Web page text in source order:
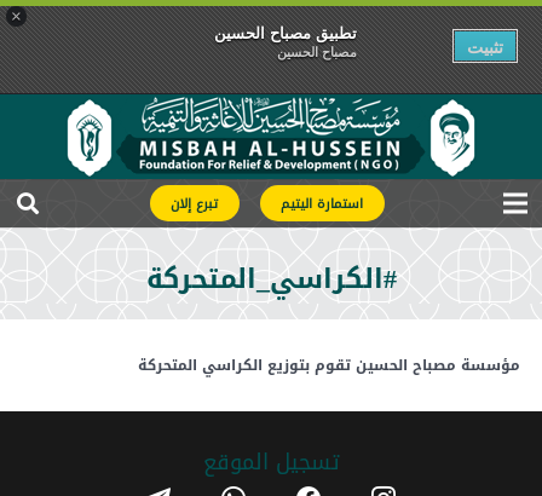
×
تطبیق مصباح الحسین
مصباح الحسین تثبیت
استمارة اليتيم تبرع إلان
#الكراسي_المتحركة
مؤسسة مصباح الحسين تقوم بتوزيع الكراسي المتحركة
تسجیل الموقع instagram
facebook
whatsapp
telegram